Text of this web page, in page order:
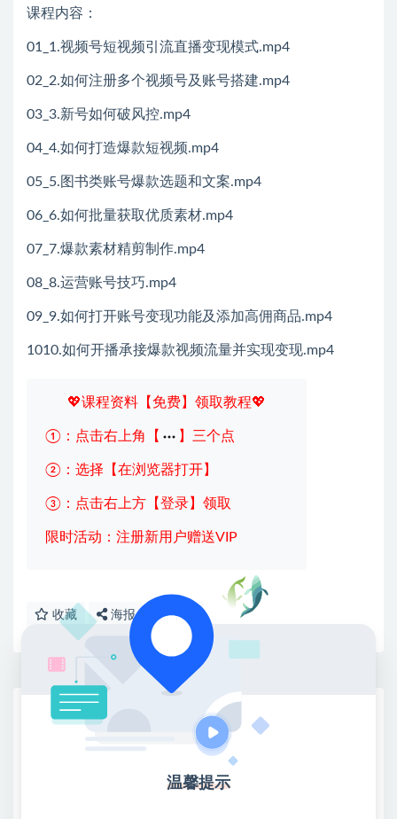
课程内容：
01_1.视频号短视频引流直播变现模式.mp4
02_2.如何注册多个视频号及账号搭建.mp4
03_3.新号如何破风控.mp4
04_4.如何打造爆款短视频.mp4
05_5.图书类账号爆款选题和文案.mp4
06_6.如何批量获取优质素材.mp4
07_7.爆款素材精剪制作.mp4
08_8.运营账号技巧.mp4
09_9.如何打开账号变现功能及添加高佣商品.mp4
1010.如何开播承接爆款视频流量并实现变现.mp4
💖课程资料【免费】领取教程💖
①：点击右上角【 】三个点
②：选择【在浏览器打开】
③：点击右上方【登录】领取
限时活动：注册新用户赠送VIP
收藏 海报 链接
网赚基地简介
❤本站：本站整合多方资源站，主要面向互联网创业
类&副业类，资源丰富 物超所值。
温馨提示